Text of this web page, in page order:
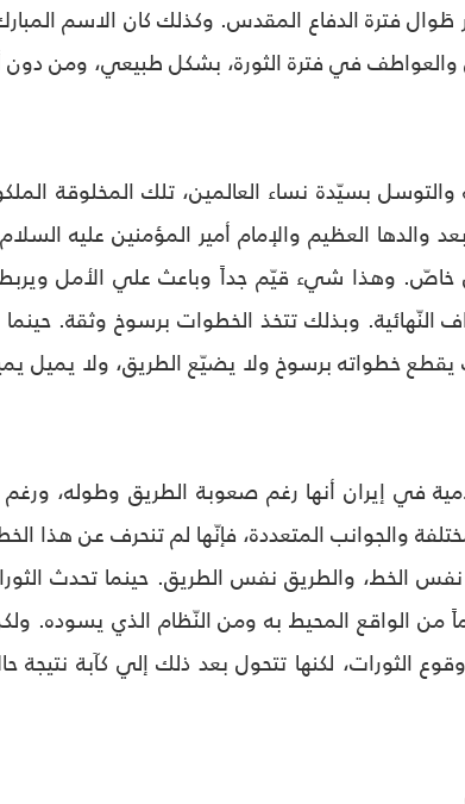
طَوال فترة الدفاع المقدس. وكذلك كان الاسم
والعواطف في فترة الثورة، بشكل طبيعي، ومن
بسيّدة نساء العالمين، تلك المخلوقة
والدها العظيم والإمام أمير المؤمنين عليه
خاصّ. وهذا شيء قيّم جداً وباعث علي الأمل ويربط
النّهائية. وبذلك تتخذ الخطوات برسوخ وثقة.
خطواته برسوخ ولا يضيّع الطريق، ولا يميل
في إيران أنها رغم صعوبة الطريق وطوله،
والجوانب المتعددة، فإنّها لم تنحرف عن هذا
الخط، والطريق نفس الطريق. حينما تحدث
من الواقع المحيط به ومن النّظام الذي يسوده.
الثورات، لكنها تتحول بعد ذلك إلي كآبة